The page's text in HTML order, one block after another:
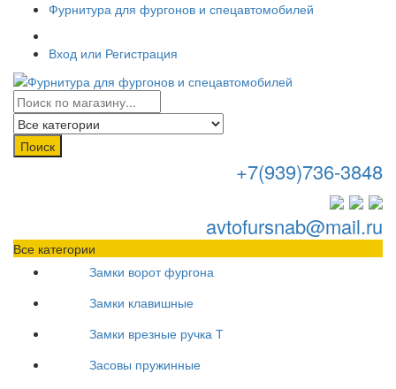
Фурнитура для фургонов и спецавтомобилей
Вход или Регистрация
Поиск
+7(939)736-3848
avtofursnab@mail.ru
Все категории
Замки ворот фургона
Замки клавишные
Замки врезные ручка Т
Засовы пружинные